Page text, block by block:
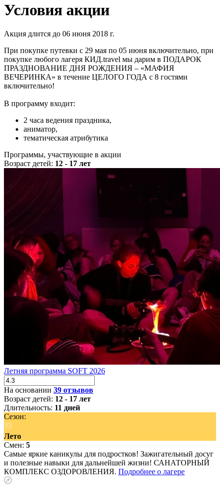
Условия акции
Акция длится до 06 июня 2018 г.
При покупке путевки с 29 мая по 05 июня включительно, при
покупке любого лагеря КИД.travel мы дарим в ПОДАРОК
ПРАЗДНОВАНИЕ ДНЯ РОЖДЕНИЯ – «МАФИЯ
ВЕЧЕРИНКА» в течение ЦЕЛОГО ГОДА с 8 гостями
включительно!
В программу входит:
2 часа ведения праздника,
аниматор,
тематическая атрибутика
Программы, участвующие в акции
Возраст детей: 12 - 17 лет
Летняя программа SOFT 2026
На основании 39 отзывов
Возраст детей: 12 - 17 лет
Длительность: 11 дней
Сезон:
Лето
Смен: 5
Cамые яркие каникулы для подростков! Зажигательный досуг
и полезные навыки для дальнейшей жизни! САНАТОРНЫЙ
КОМПЛЕКС ОЗДОРОВЛЕНИЯ. Подробнее о лагере